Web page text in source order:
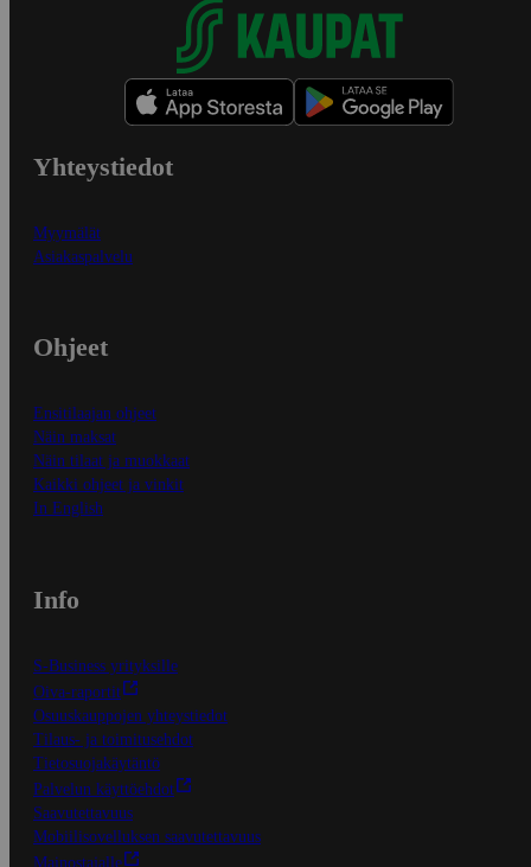
Yhteystiedot
Myymälät
Asiakaspalvelu
Ohjeet
Ensitilaajan ohjeet
Näin maksat
Näin tilaat ja muokkaat
Kaikki ohjeet ja vinkit
In English
Info
S-Business yrityksille
Oiva-raportit
Osuuskauppojen yhteystiedot
Tilaus- ja toimitusehdot
Tietosuojakäytäntö
Palvelun käyttöehdot
Saavutettavuus
Mobiilisovelluksen saavutettavuus
Mainostajalle